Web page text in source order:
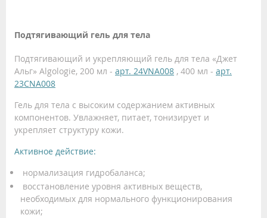
Подтягивающий гель для тела
Подтягивающий и укрепляющий гель для тела «Джет
Альг» Algologie, 200 мл - арт. 24VNA008 , 400 мл - арт.
23CNA008
Гель для тела с высоким содержанием активных
компонентов. Увлажняет, питает, тонизирует и
укрепляет структуру кожи.
Активное действие:
нормализация гидробаланса;
восстановление уровня активных веществ,
необходимых для нормального функционирования
кожи;